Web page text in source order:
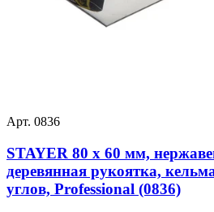
Арт. 0836
STAYER 80 х 60 мм,
деревянная рукоятка,
углов, Professional (0836)